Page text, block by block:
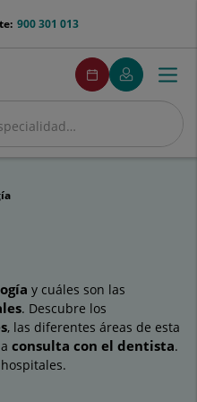
900 301 013
menuPedirCita
Pedir
cita
Mi
Quirónsalud
Menú
y cuáles son las
. Descubre los
, las diferentes áreas de esta
consulta con el dentista.